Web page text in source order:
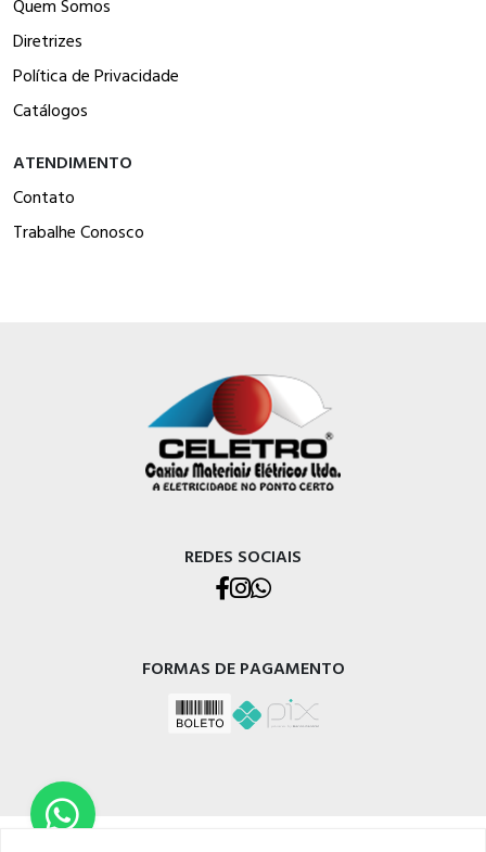
Diretrizes
Política de Privacidade
Catálogos
ATENDIMENTO
Contato
Trabalhe Conosco
REDES SOCIAIS
FORMAS DE PAGAMENTO